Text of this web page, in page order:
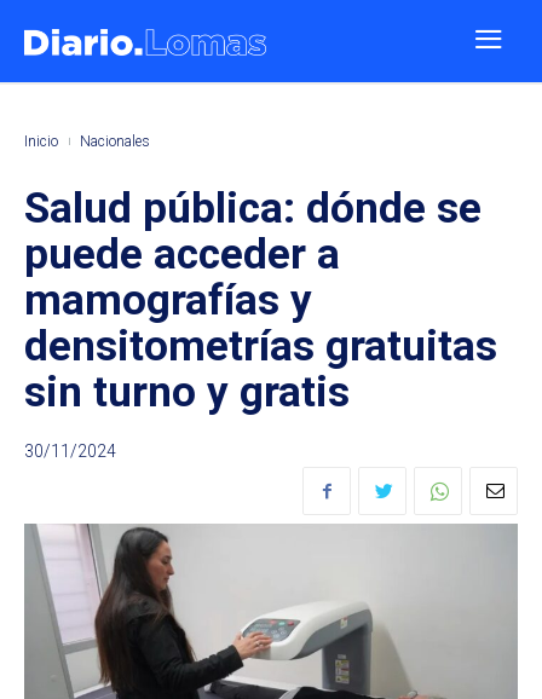
Inicio Nacionales
Salud pública: dónde se
puede acceder a
mamografías y
densitometrías gratuitas
sin turno y gratis
30/11/2024